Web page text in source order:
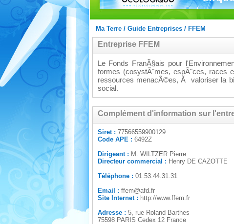
Ma Terre/ Guide Entreprises/ FFEM
Entreprise FFEM
Le Fonds FranÃ§ais pour
formes (cosystÃ¨mes, espÃ¨ces,
ressources menacÃ©es, Ã valoriser la
social.
Complément d'information sur
Siret : 77566559900129
Code APE : 6492Z
Dirigeant : M. WILTZER Pierre
Directeur commercial : Henry DE CAZOTTE
Téléphone : 01.53.44.31.31
Email : ffem@afd.fr
Site Internet : http://www.ffem.fr
Adresse : 5, rue Roland Barthes
75598 PARIS Cedex 12 France